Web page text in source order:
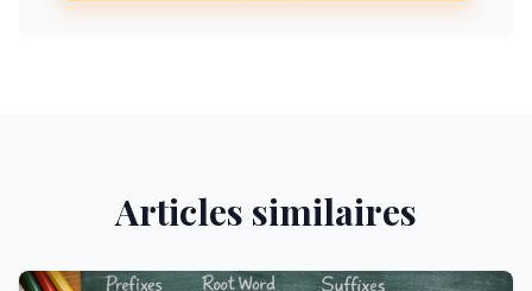
Articles similaires